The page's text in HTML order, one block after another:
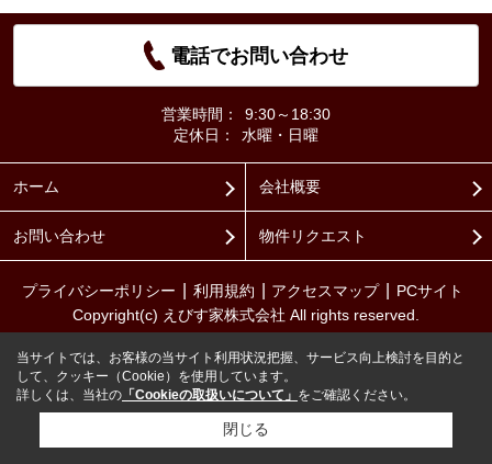
電話でお問い合わせ
営業時間：
9:30～18:30
定休日：
水曜・日曜
ホーム 会社概要
お問い合わせ 物件リクエスト
プライバシーポリシー 利用規約 アクセスマップ
PCサイト
Copyright(c) えびす家株式会社 All rights reserved.
当サイトでは、お客様の当サイト利用状況把握、サービス向上検討を目的と
して、クッキー（Cookie）を使用しています。
詳しくは、当社の 「Cookieの取扱いについて」 をご確認ください。
閉じる